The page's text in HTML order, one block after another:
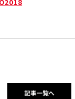
記事一覧へ